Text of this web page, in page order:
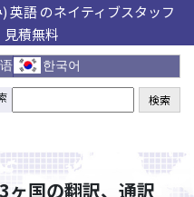
英語 のネイティブスタッフ
積無料